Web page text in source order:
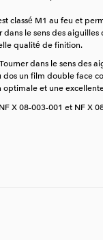
classé M1 au feu et
le sens des
qualité de finition.
dans le sens des
dos un film double face
et une
X 08-003-001 et NF X